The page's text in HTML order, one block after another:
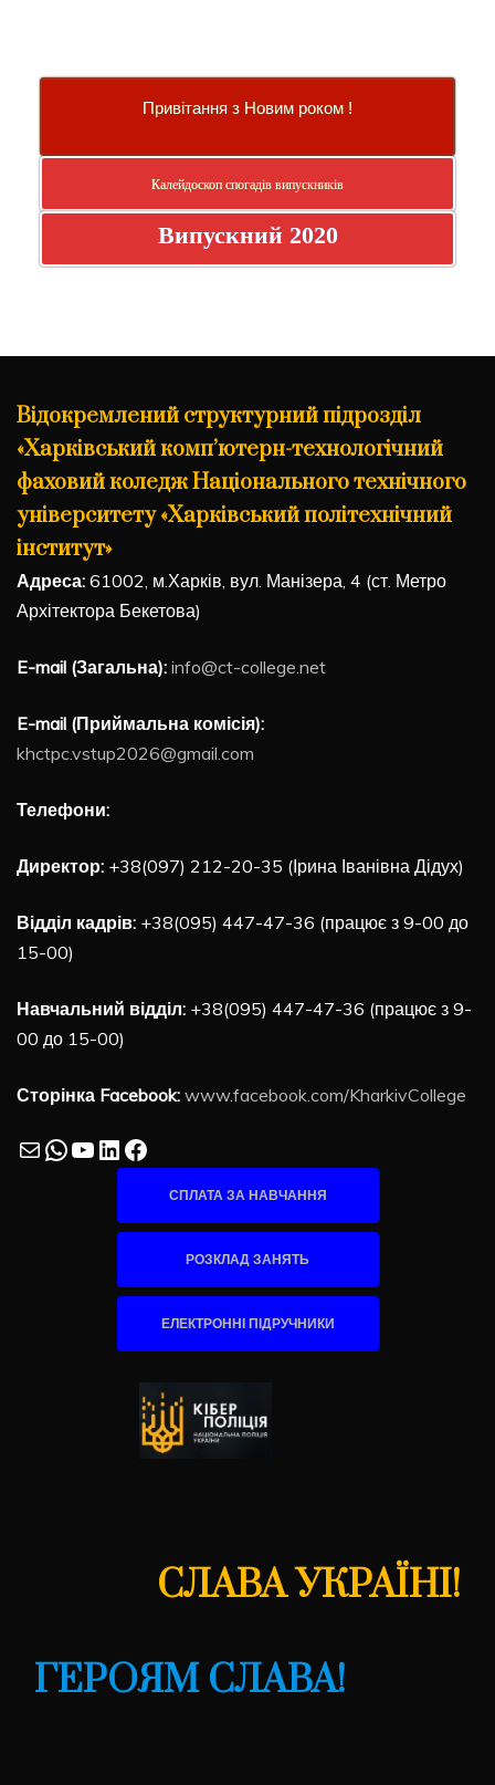
Привітання з Новим роком !
Калейдоскоп спогадів випускників
Випускний 2020
Відокремлений структурний підрозділ
«Харківський комп’ютерн-технологічний
фаховий коледж Національного технічного
університету «Харківський політехнічний
інститут»
Адреса: 61002, м.Харків, вул. Манізера, 4 (ст. Метро
Архітектора Бекетова)
E-mail (Загальна): info@ct-college.net
E-mail (Приймальна комісія):
khctpc.vstup2026@gmail.com
Телефони:
Директор: +38(097) 212-20-35 (Ірина Іванівна Дідух)
Відділ кадрів: +38(095) 447-47-36 (працює з 9-00 до
15-00)
Навчальний відділ: +38(095) 447-47-36 (працює з 9-
00 до 15-00)
Сторінка Facebook: www.facebook.com/KharkivCollege
MailWhatsApp
YouTube
LinkedIn
Facebook
СПЛАТА ЗА НАВЧАННЯ
РОЗКЛАД ЗАНЯТЬ
ЕЛЕКТРОННІ ПІДРУЧНИКИ
СЛАВА УКРАЇНІ!
ГЕРОЯМ СЛАВА!